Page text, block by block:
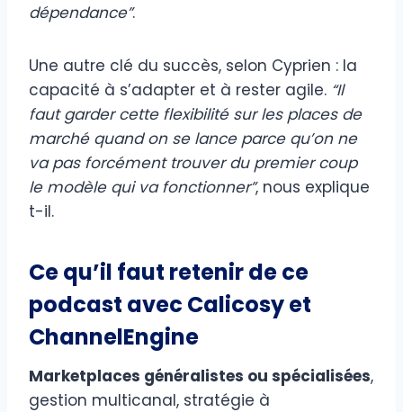
dépendance”.
Une autre clé du succès, selon Cyprien : la
capacité à s’adapter et à rester agile. “Il
faut garder cette flexibilité sur les places de
marché quand on se lance parce qu’on ne
va pas forcément trouver du premier coup
le modèle qui va fonctionner”, nous explique
t-il.
Ce qu’il faut retenir de ce
podcast avec Calicosy et
ChannelEngine
Marketplaces généralistes ou spécialisées,
gestion multicanal, stratégie à